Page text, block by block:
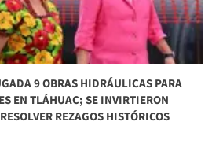
9 OBRAS HIDRÁULICAS PARA
EN TLÁHUAC; SE INVIRTIERON
REZAGOS HISTÓRICOS